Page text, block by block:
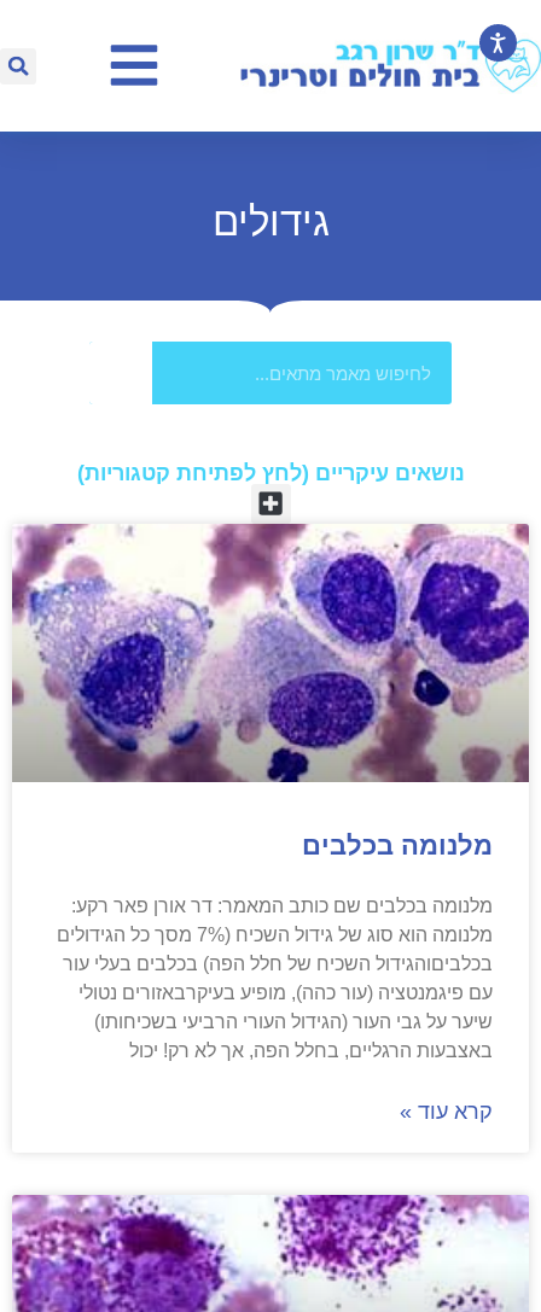
גידולים
נושאים עיקריים (לחץ לפתיחת קטגוריות)​
מלנומה בכלבים
מלנומה בכלבים שם כותב המאמר: דר אורן פאר רקע:
מלנומה הוא סוג של גידול השכיח (7% מסך כל הגידולים
בכלביםוהגידול השכיח של חלל הפה) בכלבים בעלי עור
עם פיגמנטציה (עור כהה), מופיע בעיקרבאזורים נטולי
שיער על גבי העור (הגידול העורי הרביעי בשכיחותו)
באצבעות הרגליים, בחלל הפה, אך לא רק! יכול
קרא עוד »